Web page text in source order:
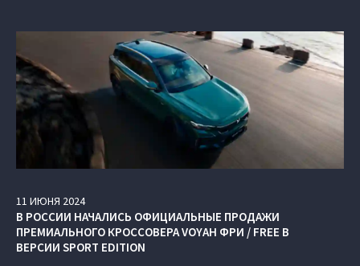
11 ИЮНЯ 2024
В РОССИИ НАЧАЛИСЬ ОФИЦИАЛЬНЫЕ ПРОДАЖИ
ПРЕМИАЛЬНОГО КРОССОВЕРА VOYAH ФРИ / FREE В
ВЕРСИИ SPORT EDITION